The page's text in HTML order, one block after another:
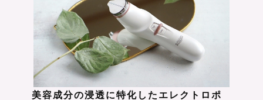
美容成分の浸透に特化したエレクトロポ